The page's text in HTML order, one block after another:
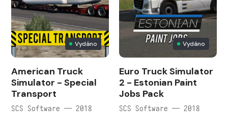
Vydáno
American Truck
Simulator - Special
Transport
SCS Software — 2018
Vydáno
Euro Truck Simulator
2 - Estonian Paint
Jobs Pack
SCS Software — 2018